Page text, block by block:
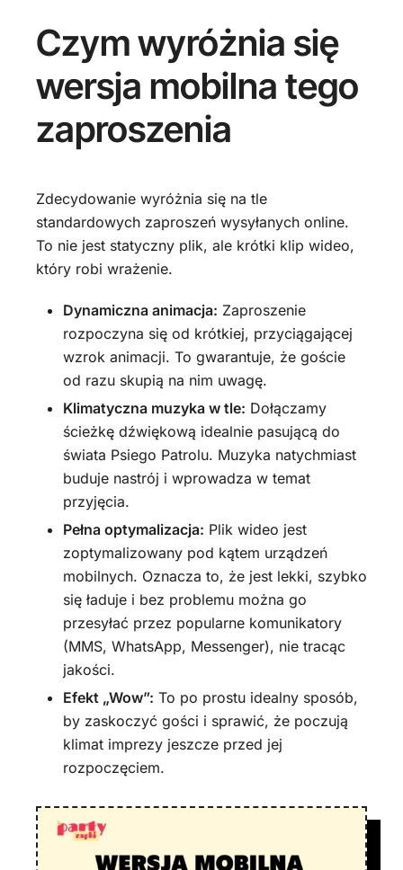
Czym wyróżnia się
wersja mobilna tego
zaproszenia
Zdecydowanie wyróżnia się na tle
standardowych zaproszeń wysyłanych online.
To nie jest statyczny plik, ale krótki klip wideo,
który robi wrażenie.
Dynamiczna animacja: Zaproszenie
rozpoczyna się od krótkiej, przyciągającej
wzrok animacji. To gwarantuje, że goście
od razu skupią na nim uwagę.
Klimatyczna muzyka w tle: Dołączamy
ścieżkę dźwiękową idealnie pasującą do
świata Psiego Patrolu. Muzyka natychmiast
buduje nastrój i wprowadza w temat
przyjęcia.
Pełna optymalizacja: Plik wideo jest
zoptymalizowany pod kątem urządzeń
mobilnych. Oznacza to, że jest lekki, szybko
się ładuje i bez problemu można go
przesyłać przez popularne komunikatory
(MMS, WhatsApp, Messenger), nie tracąc
jakości.
Efekt „Wow”: To po prostu idealny sposób,
by zaskoczyć gości i sprawić, że poczują
klimat imprezy jeszcze przed jej
rozpoczęciem.